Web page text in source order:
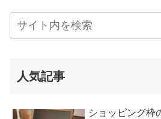
人気記事
ショッピング枠